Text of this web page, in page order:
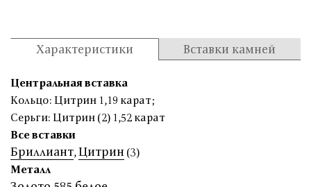
Характеристики Вставки камней
Центральная вставка
Кольцо: Цитрин 1,19 карат;
Серьги: Цитрин (2) 1,52 карат
Все вставки
Бриллиант,Цитрин (3)
Металл